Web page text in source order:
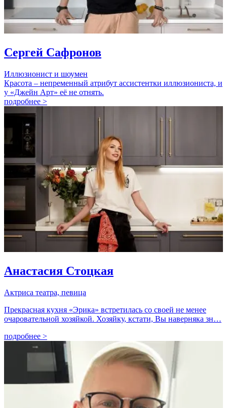
Сергей Сафронов
Иллюзионист и шоумен
Красота – непременный атрибут ассистентки иллюзиониста, и
у «Джейн Арт» её не отнять.
подробнее >
Анастасия Стоцкая
Актриса театра, певица
Прекрасная кухня «Эрика» встретилась со своей не менее
очаровательной хозяйкой. Хозяйку, кстати, Вы наверняка зн…
подробнее >